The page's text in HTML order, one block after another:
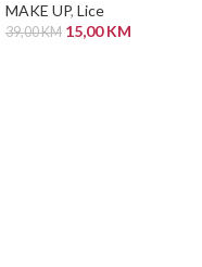
MAKE UP, Lice
39,00KM 15,00KM